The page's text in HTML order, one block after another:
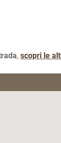
, scopri le